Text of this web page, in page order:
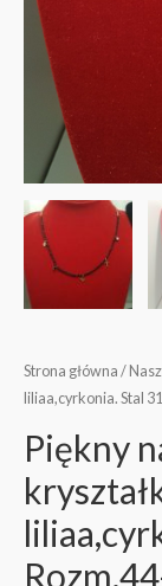
Strona główna /
liliaa,cyrkonia. Stal
Piękny